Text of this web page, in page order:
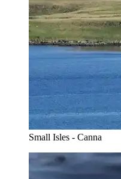
Small Isles - Canna